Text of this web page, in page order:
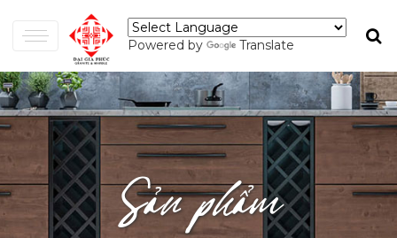
Powered by Translate
Sản phẩm